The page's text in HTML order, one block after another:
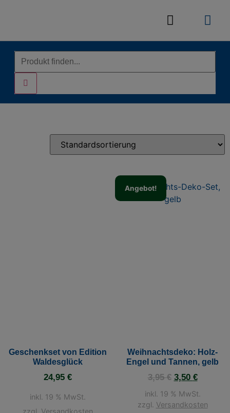
Geschenkset von Edition
Waldesglück
24,95 €
inkl. 19 % MwSt.
zzgl. Versandkosten
Angebot!
Weihnachtsdeko: Holz-
Engel und Tannen, gelb
3,95€ 3,50 €
inkl. 19 % MwSt.
zzgl. Versandkosten